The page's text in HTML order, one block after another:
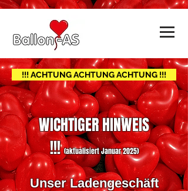
WICHTIGER HINWEIS
!!!(aktualisiertJanuar 2025)
UnserLadengeschäft
!!! ACHTUNG ACHTUNG ACHTUNG !!!